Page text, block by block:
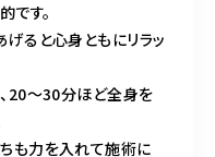
す。
ると心身ともにリラッ
20〜30分ほど全身を
も力を入れて施術に